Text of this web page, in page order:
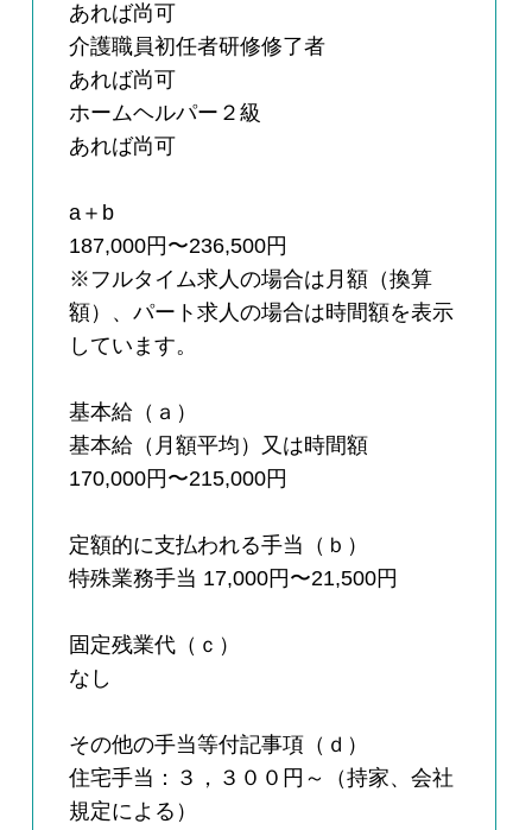
あれば尚可
介護職員初任者研修修了者
あれば尚可
ホームヘルパー２級
あれば尚可
a＋b
187,000円〜236,500円
※フルタイム求人の場合は月額（換算
額）、パート求人の場合は時間額を表示
しています。
基本給（ａ）
基本給（月額平均）又は時間額
170,000円〜215,000円
定額的に支払われる手当（ｂ）
特殊業務手当 17,000円〜21,500円
固定残業代（ｃ）
なし
その他の手当等付記事項（ｄ）
住宅手当：３，３００円～（持家、会社
規定による）